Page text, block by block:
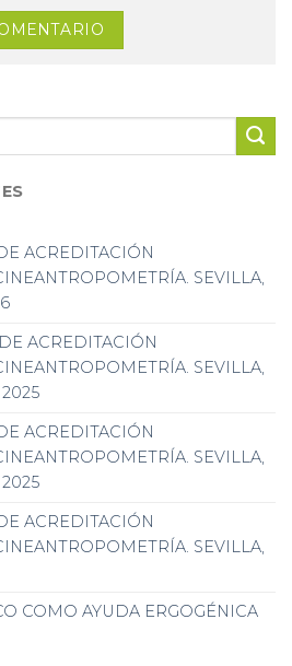
ACREDITACIÓN
SEVILLA,
ACREDITACIÓN
SEVILLA,
ACREDITACIÓN
SEVILLA,
ACREDITACIÓN
SEVILLA,
COMO AYUDA ERGOGÉNICA